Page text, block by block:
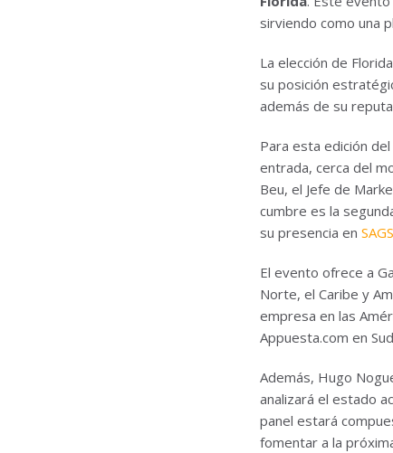
sirviendo como una
La elección de
su posición
además de su
Para esta edición
entrada, cerca del
Beu, el Jefe de
cumbre es la
su presencia en
El evento ofrece a
Norte, el Caribe y
empresa en las
Appuesta.com en
Además, Hugo
analizará el estado
panel estará
fomentar a la